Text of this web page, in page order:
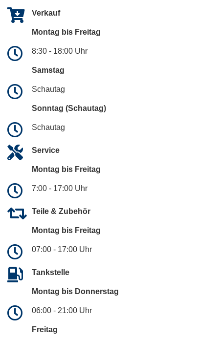
Verkauf
Montag bis Freitag
8:30 - 18:00 Uhr
Samstag
Schautag
Sonntag (Schautag)
Schautag
Service
Montag bis Freitag
7:00 - 17:00 Uhr
Teile & Zubehör
Montag bis Freitag
07:00 - 17:00 Uhr
Tankstelle
Montag bis Donnerstag
06:00 - 21:00 Uhr
Freitag